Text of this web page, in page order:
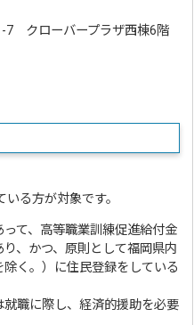
7 クローバープラザ西棟6階
る方が対象です。
て、高等職業訓練促進給付金
、かつ、原則として福岡県内
く。）に住民登録をしている
職に際し、経済的援助を必要